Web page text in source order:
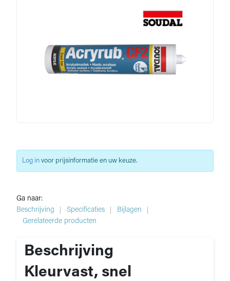
Ga naar:
Beschrijving
Specificaties
Bijlagen
Gerelateerde producten
Beschrijving
Kleurvast, snel
Log in voor prijsinformatie en uw keuze.